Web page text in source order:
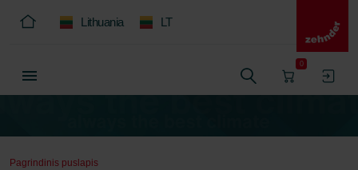
Lithuania LT
0
Pagrindinis puslapis